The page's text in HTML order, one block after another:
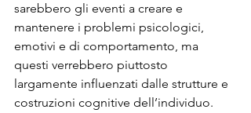
sarebbero gli eventi a creare e
mantenere i problemi psicologici,
emotivi e di comportamento, ma
questi verrebbero piuttosto
largamente influenzati dalle strutture e
costruzioni cognitive dell’individuo.